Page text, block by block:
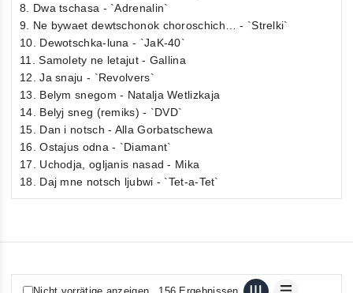
8. Dwa tschasa - `Adrenalin`
9. Ne bywaet dewtschonok choroschich… - `Strelki`
10. Dewotschka-luna - `JaK-40`
11. Samolety ne letajut - Gallina
12. Ja snaju - `Revolvers`
13. Belym snegom - Natalja Wetlizkaja
14. Belyj sneg (remiks) - `DVD`
15. Dan i notsch - Alla Gorbatschewa
16. Ostajus odna - `Diamant`
17. Uchodja, ogljanis nasad - Mika
18. Daj mne notsch ljubwi - `Tet-a-Tet`